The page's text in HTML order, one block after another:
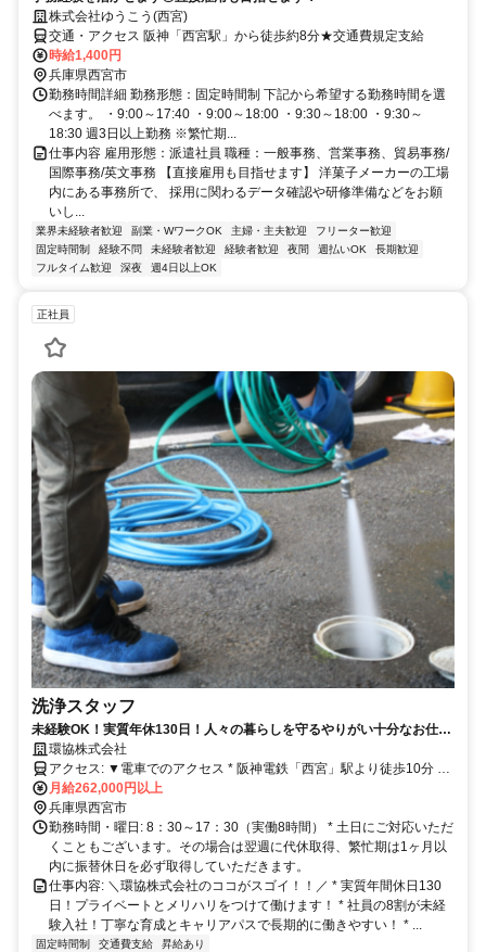
株式会社ゆうこう(西宮)
交通・アクセス 阪神「西宮駅」から徒歩約8分★交通費規定支給
時給1,400円
兵庫県西宮市
勤務時間詳細 勤務形態：固定時間制 下記から希望する勤務時間を選
べます。 ・9:00～17:40 ・9:00～18:00 ・9:30～18:00 ・9:30～
18:30 週3日以上勤務 ※繁忙期...
仕事内容 雇用形態：派遣社員 職種：一般事務、営業事務、貿易事務/
国際事務/英文事務 【直接雇用も目指せます】 洋菓子メーカーの工場
内にある事務所で、 採用に関わるデータ確認や研修準備などをお願
いし...
業界未経験者歓迎 副業・WワークOK 主婦・主夫歓迎
フリーター歓迎
固定時間制
経験不問 未経験者歓迎 経験者歓迎 夜間 週払いOK
長期歓迎
フルタイム歓迎
深夜 週4日以上OK
正社員
洗浄スタッフ
未経験OK！実質年休130日！人々の暮らしを守るやりがい十分なお仕
事！環協株式会社
アクセス: ▼電車でのアクセス * 阪神電鉄「西宮」駅より徒歩10分 *
JR「西宮」駅より徒歩10分 * 阪急神戸線「西宮北口」駅より徒歩18
分
月給262,000円以上
兵庫県西宮市
勤務時間・曜日: 8：30～17：30（実働8時間） * 土日にご対応いただ
くこともございます。その場合は翌週に代休取得、繁忙期は1ヶ月以
内に振替休日を必ず取得していただきます。
仕事内容: ＼環協株式会社のココがスゴイ！！／ * 実質年間休日130
日！プライベートとメリハリをつけて働けます！ * 社員の8割が未経
験入社！丁寧な育成とキャリアパスで長期的に働きやすい！ * ...
固定時間制 交通費支給 昇給あり